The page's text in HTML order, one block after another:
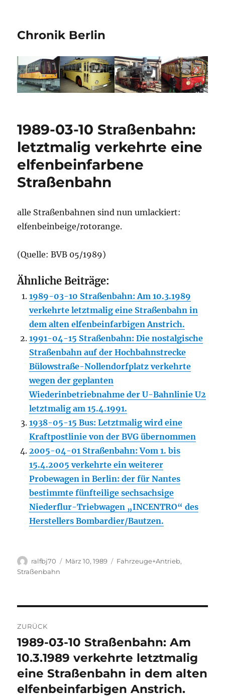
Chronik Berlin
1989-03-10 Straßenbahn:
letztmalig verkehrte eine
elfenbeinfarbene
Straßenbahn
alle Straßenbahnen sind nun umlackiert:
elfenbeinbeige/rotorange.
(Quelle: BVB 05/1989)
Ähnliche Beiträge:
1989-03-10 Straßenbahn: Am 10.3.1989
verkehrte letztmalig eine Straßenbahn in
dem alten elfenbeinfarbigen Anstrich.
1991-04-15 Straßenbahn: Die nostalgische
Straßenbahn auf der Hochbahnstrecke
Bülowstraße-Nollendorfplatz verkehrte
wegen der geplanten
Wiederinbetriebnahme der U-Bahnlinie U2
letztmalig am 15.4.1991.
1938-05-15 Bus: Letztmalig wird eine
Kraftpostlinie von der BVG übernommen
2005-04-01 Straßenbahn: Vom 1. bis
15.4.2005 verkehrte ein weiterer
Probewagen in Berlin: der für Nantes
bestimmte fünfteilige sechsachsige
Niederflur-Triebwagen „INCENTRO“ des
Herstellers Bombardier/Bautzen.
Autor
ralfbj70
Veröffentlicht
März 10, 1989 Kategorien
Fahrzeuge+Antrieb,
Straßenbahn
ZURÜCK
Vorheriger
Beitrag:
1989-03-10 Straßenbahn: Am
10.3.1989 verkehrte letztmalig
eine Straßenbahn in dem alten
elfenbeinfarbigen Anstrich.